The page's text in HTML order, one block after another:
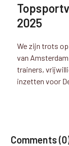
2025
We zijn trots
van
trainers,
inzetten voor
Comments